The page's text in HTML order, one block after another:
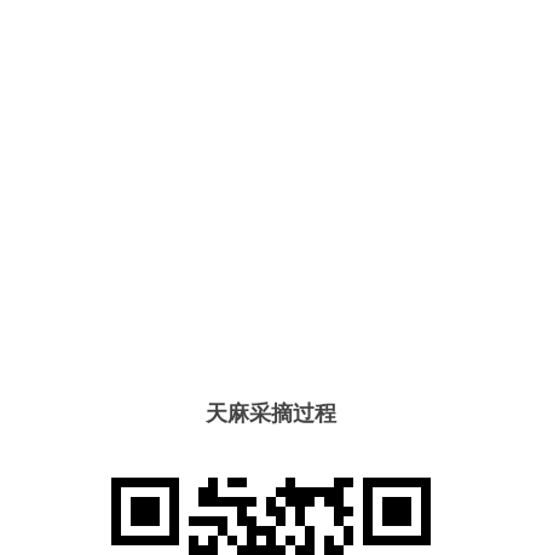
天麻采摘过程